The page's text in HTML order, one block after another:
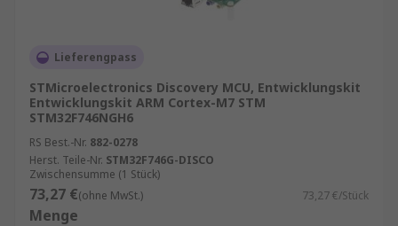
Lieferengpass
STMicroelectronics Discovery MCU, Entwicklungskit
Entwicklungskit ARM Cortex-M7 STM
STM32F746NGH6
RS Best.-Nr. 882-0278
Herst. Teile-Nr. STM32F746G-DISCO
Zwischensumme (1 Stück)
73,27 €(ohne MwSt.) 73,27 €/Stück
Menge